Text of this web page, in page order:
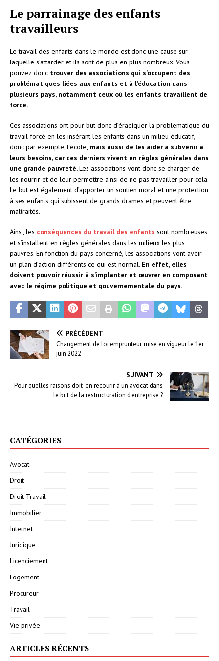
Le parrainage des enfants
travailleurs
Le travail des enfants dans le monde est donc une cause sur
laquelle s’attarder et ils sont de plus en plus nombreux. Vous
pouvez donc trouver des associations qui s’occupent des
problématiques liées aux enfants et à l’éducation dans
plusieurs pays, notamment ceux où les enfants travaillent de
force.
Ces associations ont pour but donc d’éradiquer la problématique du
travail forcé en les insérant les enfants dans un milieu éducatif,
donc par exemple, l’école, mais aussi de les aider à subvenir à
leurs besoins, car ces derniers vivent en règles générales dans
une grande pauvreté.Les associations vont donc se charger de
les nourrir et de leur permettre ainsi de ne pas travailler pour cela.
Le but est également d’apporter un soutien moral et une protection
à ses enfants qui subissent de grands drames et peuvent être
maltraités.
Ainsi, les conséquences du travail des enfants sont nombreuses
et s’installent en règles générales dans les milieux les plus
pauvres. En fonction du pays concerné, les associations vont avoir
un plan d’action différents ce qui est normal. En effet, elles
doivent pouvoir réussir à s’implanter et œuvrer en composant
avec le régime politique et gouvernementale du pays.
PRÉCÉDENT
Changement de loi emprunteur, mise en vigueur le 1er
juin 2022
SUIVANT
Pour quelles raisons doit-on recourir à un avocat dans
le but de la restructuration d’entreprise ?
CATÉGORIES
Avocat
Droit
Droit Travail
Immobilier
Internet
Juridique
Licenciement
Logement
Procureur
Travail
Vie privée
ARTICLES RÉCENTS